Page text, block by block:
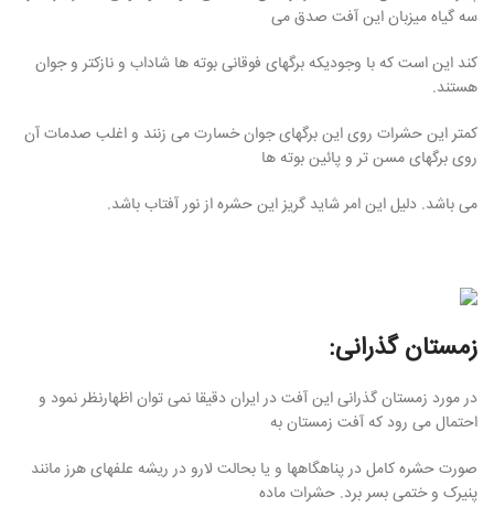
سه گیاه میزبان این آفت صدق می
کند این است که با وجودیکه برگهای فوقانی بوته ها شاداب و نازکتر و جوان
هستند.
کمتر این حشرات روی این برگهای جوان خسارت می زنند و اغلب صدمات آن
روی برگهای مسن تر و پائین بوته ها
می باشد. دلیل این امر شاید گریز این حشره از نور آفتاب باشد.
زمستان گذرانی:
در مورد زمستان گذرانی این آفت در ایران دقیقا نمی توان اظهارنظر نمود و
احتمال می رود که آفت زمستان به
صورت حشره کامل در پناهگاهها و یا بحالت لارو در ریشه علفهای هرز مانند
پنیرک و ختمی بسر برد. حشرات ماده